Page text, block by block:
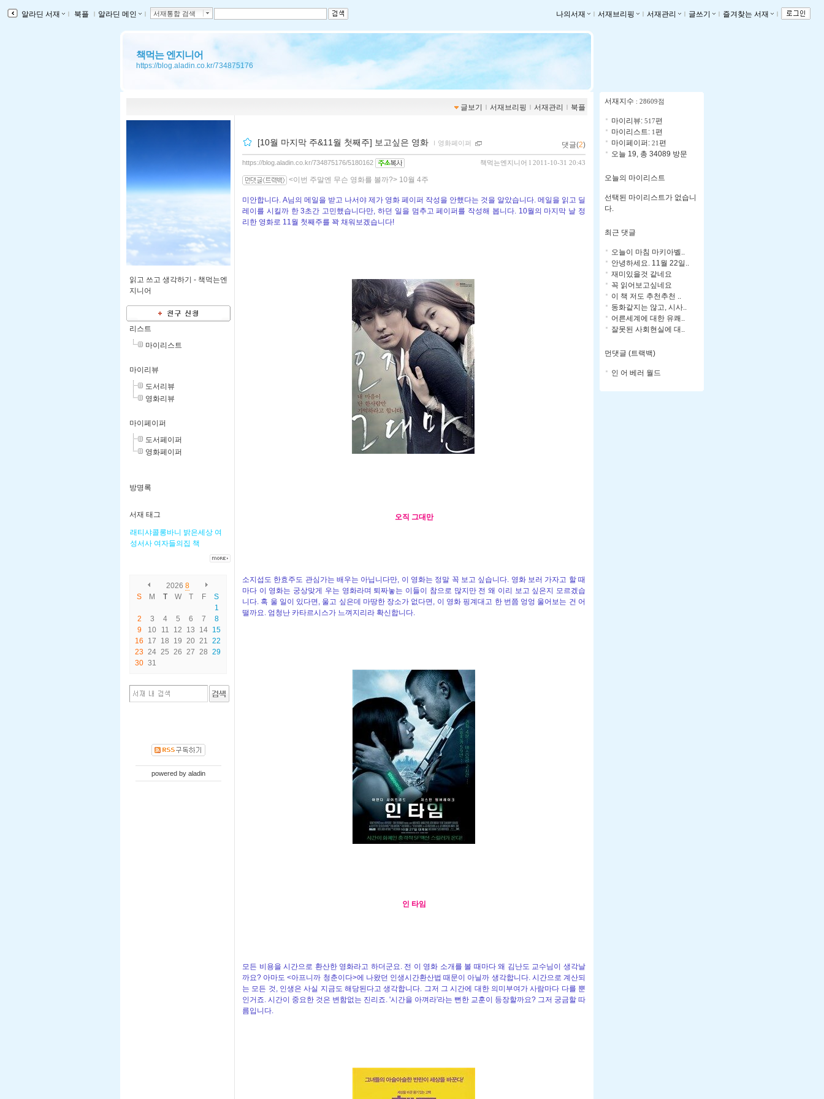
알라딘 서재 ｌ 북플 ｌ 알라딘 메인 ｌ 서재통합 검색 나의서재 ｌ 서재브리핑 ｌ 서재관리 ｌ 글쓰기 ｌ 즐겨찾는 서재 ｌ
책먹는 엔지니어
https://blog.aladin.co.kr/734875176
글보기 ｌ 서재브리핑 ｌ 서재관리 ｌ 북플
읽고 쓰고 생각하기 - 책먹는엔
지니어
리스트
마이리스트
마이리뷰
도서리뷰
영화리뷰
마이페이퍼
도서페이퍼
영화페이퍼
방명록
서재 태그
래티샤콜롱바니 밝은세상 여
성서사 여자들의집 책
2026 8
S
M T W T F
S
1
2
3 4 5 6 7
8
9
10 11 12 13 14 15
16
17 18 19 20 21
22
23 24 25 26 27 28 29
30 31
powered by aladin
[10월 마지막 주&11월 첫째주] 보고싶은 영화 ｌ 영화페이퍼 댓글(2)
책먹는엔지니어 l 2011-10-31 20:43
https://blog.aladin.co.kr/734875176/5180162
<이번 주말엔 무슨 영화를 볼까?> 10월 4주
미안합니다. A님의 메일을 받고 나서야 제가 영화 페이퍼 작성을 안했다는 것을 알았습니다. 메일을 읽고 딜
레이를 시킬까 한 3초간 고민했습니다만, 하던 일을 멈추고페이퍼를 작성해 봅니다. 10월의 마지막 날 정
리한 영화로 11월 첫째주를 꽉 채워보겠습니다!
오직 그대만
소지섭도 한효주도 관심가는 배우는 아닙니다만, 이 영화는 정말 꼭 보고 싶습니다. 영화 보러 가자고 할 때
마다 이 영화는 궁상맞게 우는 영화라며 퇴짜놓는 이들이 참으로 많지만 전 왜 이리 보고 싶은지 모르겠습
니다. 혹 울 일이 있다면, 울고 싶은데 마땅한 장소가 없다면, 이 영화 핑계대고 한 번쯤 엉엉 울어보는 건 어
떨까요. 엄청난 카타르시스가 느껴지리라 확신합니다.
인 타임
모든 비용을 시간으로 환산한 영화라고 하더군요. 전 이 영화 소개를 볼 때마다 왜 김난도 교수님이 생각날
까요? 아마도 <아프니까 청춘이다>에 나왔던 인생시간환산법 때문이 아닐까 생각합니다. 시간으로 계산되
는 모든 것, 인생은 사실 지금도 해당된다고 생각합니다. 그저 그 시간에 대한 의미부여가 사람마다 다를 뿐
인거죠. 시간이 중요한 것은 변함없는 진리죠. '시간을 아껴라'라는 뻔한 교훈이 등장할까요? 그저 궁금할 따
름입니다.
서재지수 : 28609점
마이리뷰: 517편
마이리스트: 1편
마이페이퍼: 21편
오늘 19, 총 34089 방문
오늘의 마이리스트
선택된 마이리스트가 없습니
다.
최근 댓글
오늘이 마침 마키아벨..
안녕하세요. 11월 22일..
재미있을것 같네요
꼭 읽어보고싶네요
이 책 저도 추천추천 ..
동화같지는 않고, 시사..
어른세계에 대한 유쾌..
잘못된 사회현실에 대..
먼댓글 (트랙백)
인 어 베러 월드